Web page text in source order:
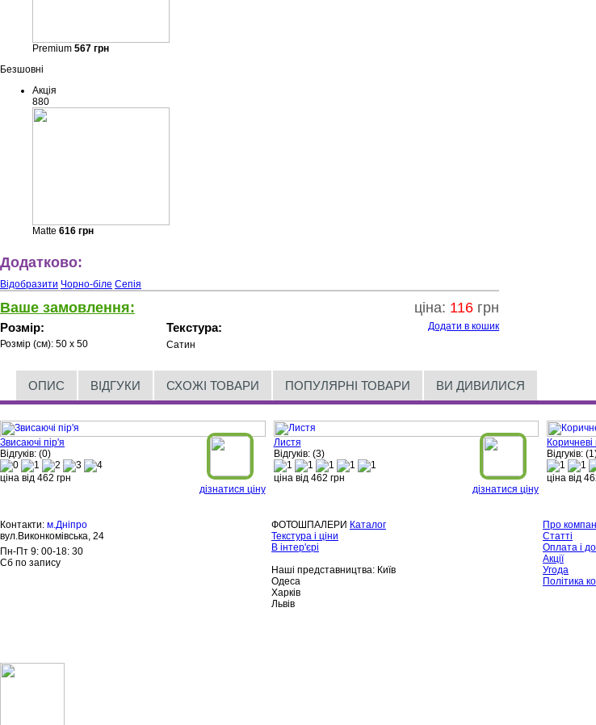
Premium 567 грн
Безшовні
Акція
880
Matte 616 грн
Додатково:
Відобразити Чорно-біле Сепія
Ваше замовлення: ціна: 116 грн
Розмір:
Розмір (см): 50 x 50
Текстура:
Сатин
Додати в кошик
ОПИС ВІДГУКИ СХОЖІ ТОВАРИ ПОПУЛЯРНІ ТОВАРИ ВИ ДИВИЛИСЯ
Звисаючі пір'я
Відгуків: (0)
ціна від 462 грн
дізнатися ціну
Листя
Відгуків: (3)
ціна від 462 грн
дізнатися ціну
Коричневі
Відгуків:
ціна від
Контакти: м.Дніпро
вул.Виконкомівська, 24
Пн-Пт 9: 00-18: 30
Сб по запису
ФОТОШПАЛЕРИ Каталог
Текстура і ціни
В інтер'єрі
Наші представництва: Київ
Одеса
Харків
Львів
Про
Статті
Оплата і
Акції
Угода
Політика